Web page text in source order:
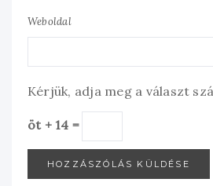
Weboldal
Kérjük, adja meg a választ
öt + 14 =